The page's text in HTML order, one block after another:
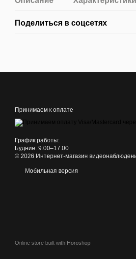
Поделиться в соцсетях
Принимаем к оплате
График работы:
Будние: 9:00–17:00
© 2026 Интернет-магазин
Мобильная версия
Online store built with Horoshop